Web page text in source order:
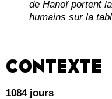
de Hanoï portent
humains sur la
CONTEXTE
1084 jours